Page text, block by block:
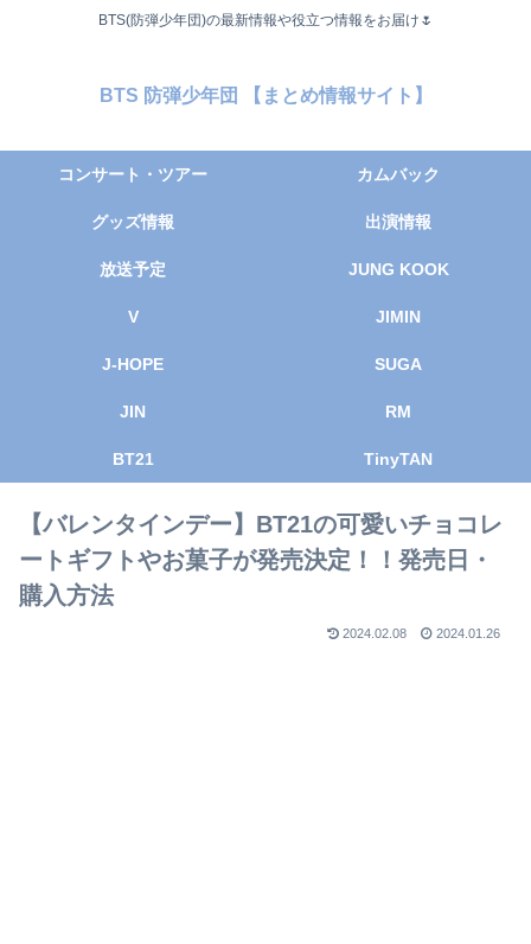
BTS(防弾少年団)の最新情報や役立つ情報をお届け🌷
BTS 防弾少年団 【まとめ情報サイト】
コンサート・ツアー カムバック
グッズ情報 出演情報
放送予定 JUNG KOOK
V JIMIN
J-HOPE SUGA
JIN RM
BT21 TinyTAN
【バレンタインデー】BT21の可愛いチョコレ
ートギフトやお菓子が発売決定！！発売日・
購入方法
2024.02.08 2024.01.26